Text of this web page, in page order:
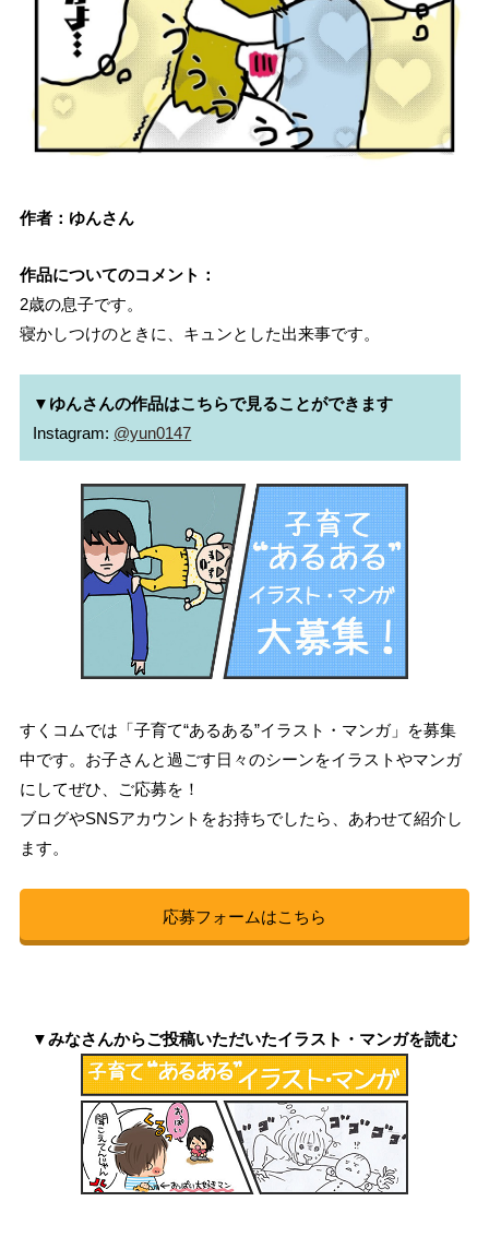
作者：ゆんさん
作品についてのコメント：
2歳の息子です。
寝かしつけのときに、キュンとした出来事です。
▼ゆんさんの作品はこちらで見ることができます
Instagram: @yun0147
すくコムでは「子育て“あるある”イラスト・マンガ」を募集
中です。お子さんと過ごす日々のシーンをイラストやマンガ
にしてぜひ、ご応募を！
ブログやSNSアカウントをお持ちでしたら、あわせて紹介し
ます。
応募フォームはこちら
▼みなさんからご投稿いただいたイラスト・マンガを読む